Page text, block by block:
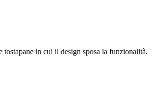
in cui il design sposa la funzionalità.